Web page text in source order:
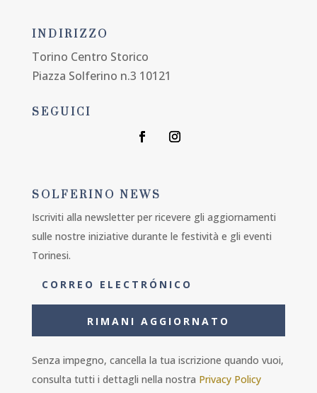
INDIRIZZO
Torino Centro Storico
Piazza Solferino n.3 10121
SEGUICI
SOLFERINO NEWS
Iscriviti alla newsletter per ricevere gli aggiornamenti
sulle nostre iniziative durante le festività e gli eventi
Torinesi.
RIMANI AGGIORNATO
Senza impegno, cancella la tua iscrizione quando vuoi,
consulta tutti i dettagli nella nostra Privacy Policy